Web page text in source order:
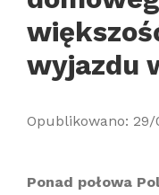
wyjazdu
Opublikowano:
Ponad połowa